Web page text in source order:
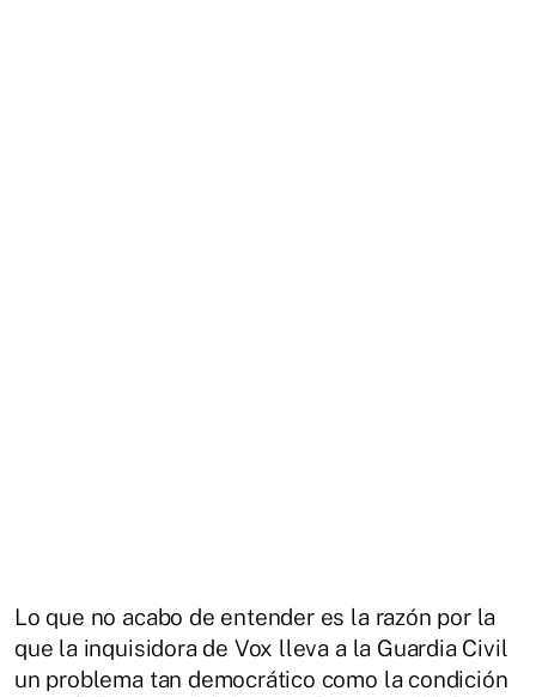
Lo que no acabo de entender es la razón por la
que la inquisidora de Vox lleva a la Guardia Civil
un problema tan democrático como la condición